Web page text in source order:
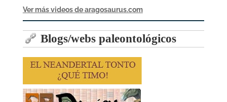
Ver más videos de aragosaurus.com
Blogs/webs paleontológicos